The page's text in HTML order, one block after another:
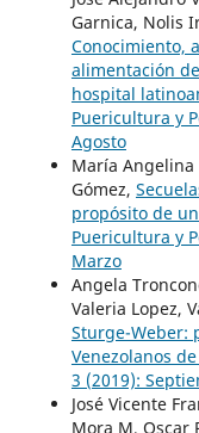
Garnica, Nolis
Conocimiento,
alimentación
hospital
Puericultura y
Agosto
María Angelina
Gómez,
propósito de
Puericultura y
Marzo
Angela
Valeria Lopez,
Sturge-Weber:
Venezolanos
3 (2019):
José Vicente
Mora M, Oscar